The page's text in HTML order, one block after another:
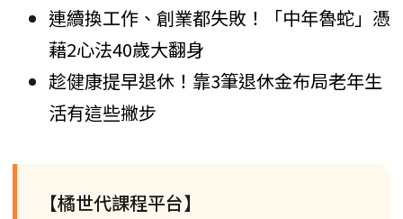
連續換工作、創業都失敗！「中年魯蛇」憑
藉2心法40歲大翻身
趁健康提早退休！靠3筆退休金布局老年生
活有這些撇步
【橘世代課程平台】